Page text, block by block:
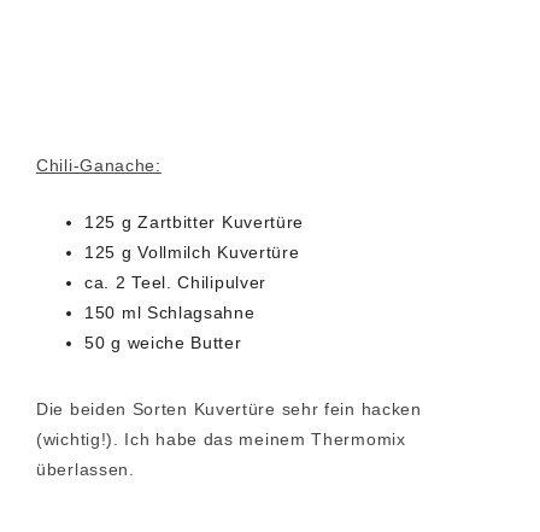
Chili-Ganache:
125 g Zartbitter Kuvertüre
125 g Vollmilch Kuvertüre
ca. 2 Teel. Chilipulver
150 ml Schlagsahne
50 g weiche Butter
Die beiden Sorten Kuvertüre sehr fein hacken
(wichtig!). Ich habe das meinem Thermomix
überlassen.